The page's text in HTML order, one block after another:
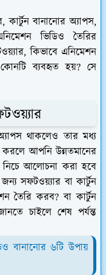
কার্টুন বানানোর অ্যাপস,
ভিডিও তৈরির
কিভাবে এনিমেশন
ব্যবহৃত হয়? সে
থাকলেও তার মধ্য
করলে আপনি উন্নতমানের
নিচে আলোচনা করা হবে
সফটওয়্যার বা কার্টুন
তৈরি করব? বা কার্টুন
চাইলে শেষ পর্যন্ত
বানানোর ৬টি উপায়